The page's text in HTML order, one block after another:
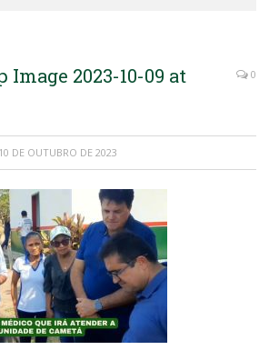
Image 2023-10-09 at
0
10 DE OUTUBRO DE 2023